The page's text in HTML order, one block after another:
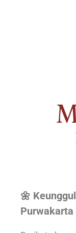
🌼
Purwakarta